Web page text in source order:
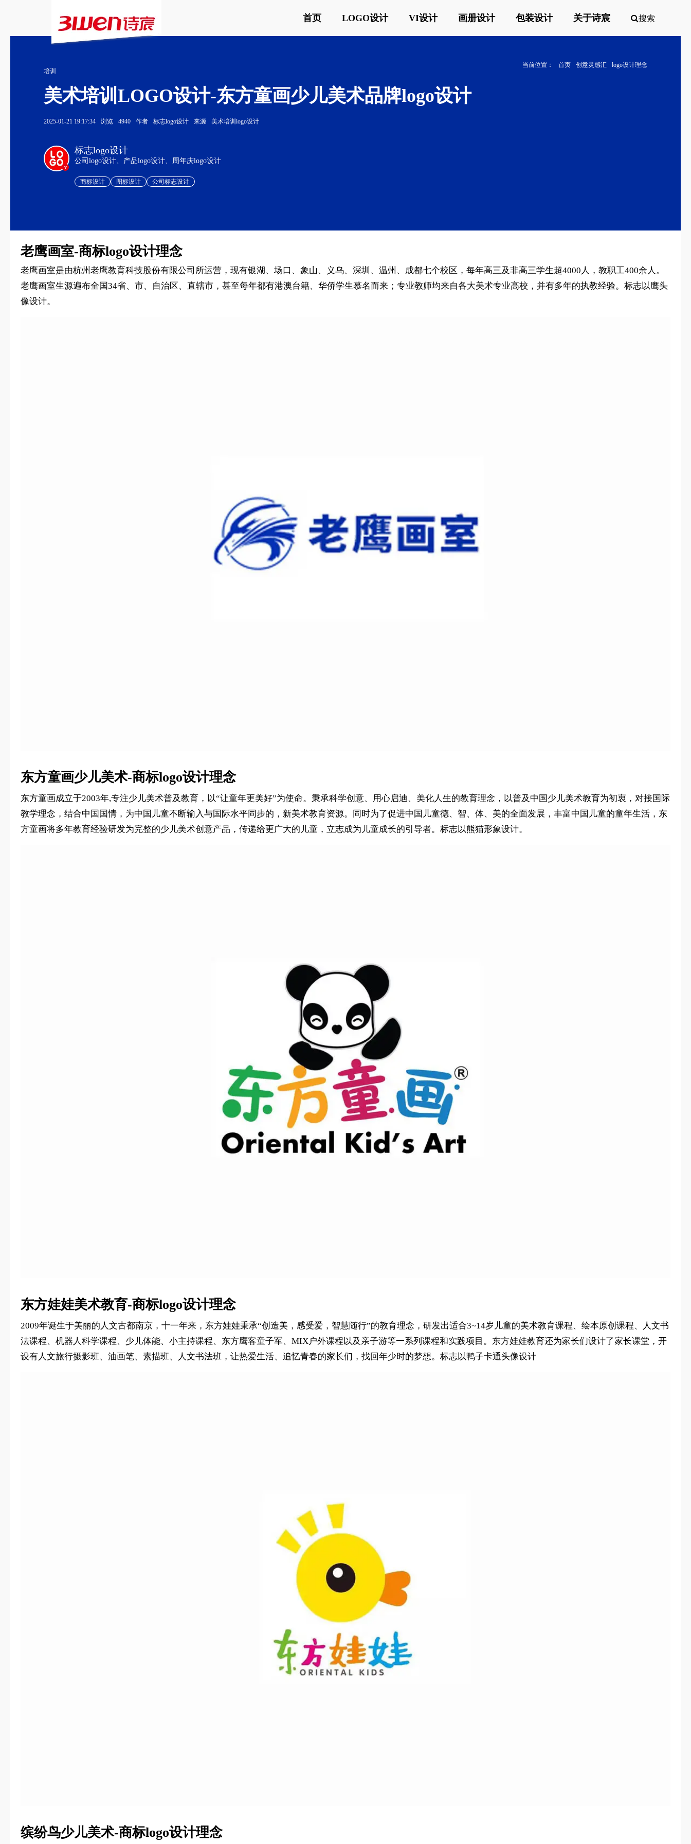
首页 LOGO设计 VI设计 画册设计 包装设计 关于诗宸 搜索
当前位置： 首页 创意灵感汇
logo设计理念
培训
美术培训LOGO设计-东方童画少儿美术品牌logo设计
2025-01-21 19:17:34 浏览 4940 作者 标志logo设计 来源 美术培训logo设计
v
标志logo设计
公司logo设计、产品logo设计、周年庆logo设计
商标设计 图标设计 公司标志设计
老鹰画室-商标logo设计理念
老鹰画室是由杭州老鹰教育科技股份有限公司所运营，现有银湖、场口、象山、义乌、深圳、温州、成都七个校区，每年高三及非高三学生超4000人，教职工400余人。
老鹰画室生源遍布全国34省、市、自治区、直辖市，甚至每年都有港澳台籍、华侨学生慕名而来；专业教师均来自各大美术专业高校，并有多年的执教经验。标志以鹰头
像设计。
东方童画少儿美术-商标logo设计理念
东方童画成立于2003年,专注少儿美术普及教育，以“让童年更美好”为使命。秉承科学创意、用心启迪、美化人生的教育理念，以普及中国少儿美术教育为初衷，对接国际
教学理念，结合中国国情，为中国儿童不断输入与国际水平同步的，新美术教育资源。同时为了促进中国儿童德、智、体、美的全面发展，丰富中国儿童的童年生活，东
方童画将多年教育经验研发为完整的少儿美术创意产品，传递给更广大的儿童，立志成为儿童成长的引导者。标志以熊猫形象设计。
东方娃娃美术教育-商标logo设计理念
2009年诞生于美丽的人文古都南京，十一年来，东方娃娃秉承“创造美，感受爱，智慧随行”的教育理念，研发出适合3~14岁儿童的美术教育课程、绘本原创课程、人文书
法课程、机器人科学课程、少儿体能、小主持课程、东方鹰客童子军、MIX户外课程以及亲子游等一系列课程和实践项目。东方娃娃教育还为家长们设计了家长课堂，开
设有人文旅行摄影班、油画笔、素描班、人文书法班，让热爱生活、追忆青春的家长们，找回年少时的梦想。标志以鸭子卡通头像设计
缤纷鸟少儿美术-商标logo设计理念